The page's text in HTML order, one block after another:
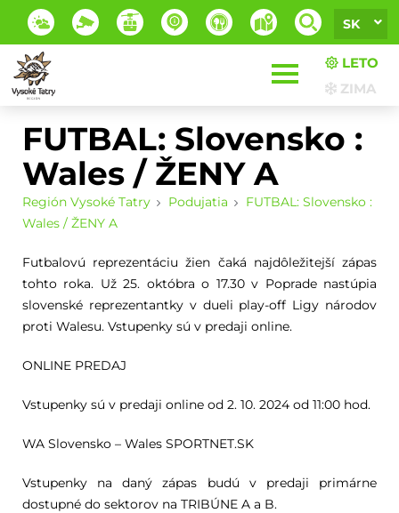
SK
LETO
ZIMA
FUTBAL: Slovensko :
Wales / ŽENY A
Región Vysoké Tatry Podujatia
FUTBAL: Slovensko :
Wales / ŽENY A
Futbalovú reprezentáciu žien čaká najdôležitejší zápas
tohto roka. Už 25. októbra o 17.30 v Poprade nastúpia
slovenské reprezentantky v dueli play-off Ligy národov
proti Walesu. Vstupenky sú v predaji online.
ONLINE PREDAJ
Vstupenky sú v predaji online od 2. 10. 2024 od 11:00 hod.
WA Slovensko – Wales SPORTNET.SK
Vstupenky na daný zápas budú v predaji primárne
dostupné do sektorov na TRIBÚNE A a B.